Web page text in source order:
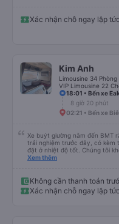
Xác nhận chỗ ngay lập tức
Kim Anh
Limousine 34 Phòng
VIP Limousine 22
18:01 • Bến xe
8 giờ 20 phút
02:21 • Bến xe
Xe buýt giường nằm đến BMT
trải nghiệm trước đây, có kèm
đặt ở nhiệt độ tốt. Chúng tôi
phút. Tài xế rất tuyệt so với
GPS và biển số xe vì tôi phải
là vấn đề của bến xe Đà Lạt
thông tin), chứ không phải của
Xem thêm
Không cần thanh toán
Xác nhận chỗ ngay lập tức